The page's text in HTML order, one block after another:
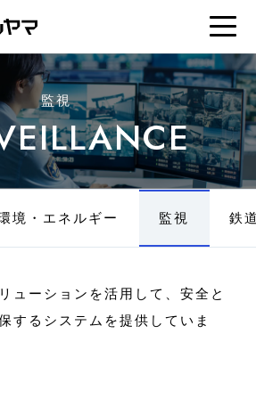
監視
境・エネルギー 監視 鉄
ューションを活用して、安全と
するシステムを提供していま